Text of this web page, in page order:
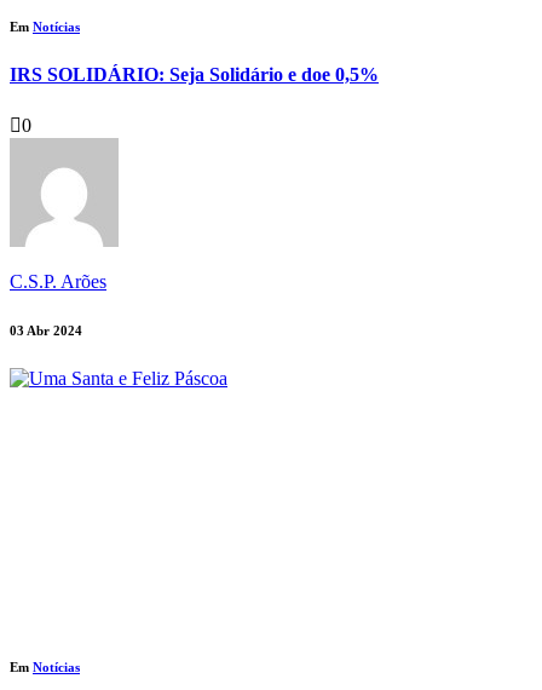
Em Notícias
IRS SOLIDÁRIO: Seja Solidário e doe 0,5%
0
C.S.P. Arões
03 Abr 2024
Em Notícias